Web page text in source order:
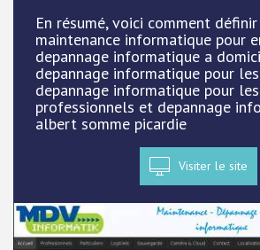
En résumé, voici comment
maintenance informatique pour
depannage informatique a
depannage informatique pour
depannage informatique pour les
professionnels et depannage
albert somme picardie
Visiter le site